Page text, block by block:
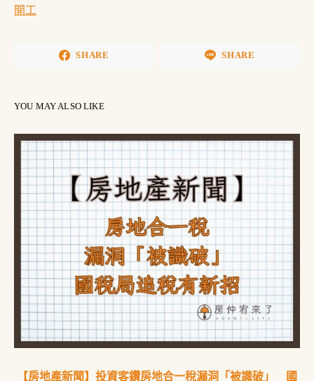
開工
SHARE SHARE
YOU MAY ALSO LIKE
【房地產新聞】投資客鑽房地合一稅漏洞「被識破」 國